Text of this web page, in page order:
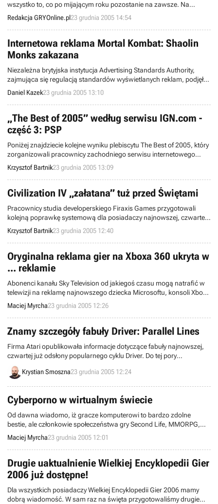
wszystko to, co po mijającym roku pozostanie na zawsze. Na
naszym poletku będą to gry, do których będziemy wracać przez lata.
Hity. Jingle bells, jingle bells! Ale czy wiele takich ponadczasowych
tytułów otrzymaliśmy?”
Redakcja GRYOnline.pl23 grudnia 2005 14:54
Internetowa reklama Mortal Kombat: Shaolin
Monks zakazana
Niezależna brytyjska instytucja Advertising Standards Authority,
zajmująca się regulacją standardów wyświetlanych reklam, podjęła
decyzję o zablokowaniu filmu promującego Mortal Kombat: Shaolin
Monks. Wyprodukowany obraz powstał wyłącznie z myślą o
internetowej dystrybucji.
Daniel Kazek23 grudnia 2005 13:10
„The Best of 2005” według serwisu IGN.com -
część 3: PSP
Poniżej znajdziecie kolejne wyniku plebiscytu The Best of 2005, który
zorganizowali pracownicy zachodniego serwisu internetowego
IGN.com. Do tej pory przedstawiliśmy Wam zwycięzców w kategorii
PC oraz PS2, dzisiaj pora na wymienienie wyróżnionych gier (i
developerów) w rankingu dotyczącym konsoli przenośnej
PlayStation Portable.
Krzysztof Bartnik23 grudnia 2005 13:09
Civilization IV „załatana” tuż przed Świętami
Pracownicy studia developerskiego Firaxis Games przygotowali
kolejną poprawkę systemową dla posiadaczy najnowszej, czwartej
odsłony cyklu Sid Meier's Civilization. Patch został oznaczony
numerem v1.52 i obecnie jest dostępny do pobrania z wyłącznie
poziomu gry (auto update).
Krzysztof Bartnik23 grudnia 2005 12:40
Oryginalna reklama gier na Xboxa 360 ukryta w
... reklamie
Abonenci kanału Sky Television od jakiegoś czasu mogą natrafić w
telewizji na reklamę najnowszego dziecka Microsoftu, konsoli Xbox
360. Jednak oglądając ją, mogą nawet nie domyślać się, iż posiada
ona drugie dno, a konkretnie drugą reklamę ukrytą w swoich
wnętrzach - prostą mini grę.
Maciej Myrcha23 grudnia 2005 12:26
Znamy szczegóły fabuły Driver: Parallel Lines
Firma Atari opublikowała informacje dotyczące fabuły najnowszej,
czwartej już odsłony popularnego cyklu Driver. Do tej pory
wiedzieliśmy, że akcja gry przeniesie się na w lata siedemdziesiąte
ubiegłego stulecia. Jak się wczoraj okazało, to tylko część
Krystian Smoszna23 grudnia 2005 12:24
Cyberporno w wirtualnym świecie
Od dawna wiadomo, iż gracze komputerowi to bardzo zdolne
bestie, ale członkowie społeczeństwa gry Second Life, MMORPG,
który stara się zbliżyć jak najbardziej do rzeczywistości, przeszli już
sami siebie. Otóż postanowili oni wydawać w świecie gry magazyn
pornograficzny o nazwie Sluster.
Maciej Myrcha23 grudnia 2005 12:01
Drugie uaktualnienie Wielkiej Encyklopedii Gier
2006 już dostępne!
Dla wszystkich posiadaczy Wielkiej Encyklopedii Gier 2006 mamy
dobrą wiadomość. W sam raz na święta przygotowaliśmy drugie